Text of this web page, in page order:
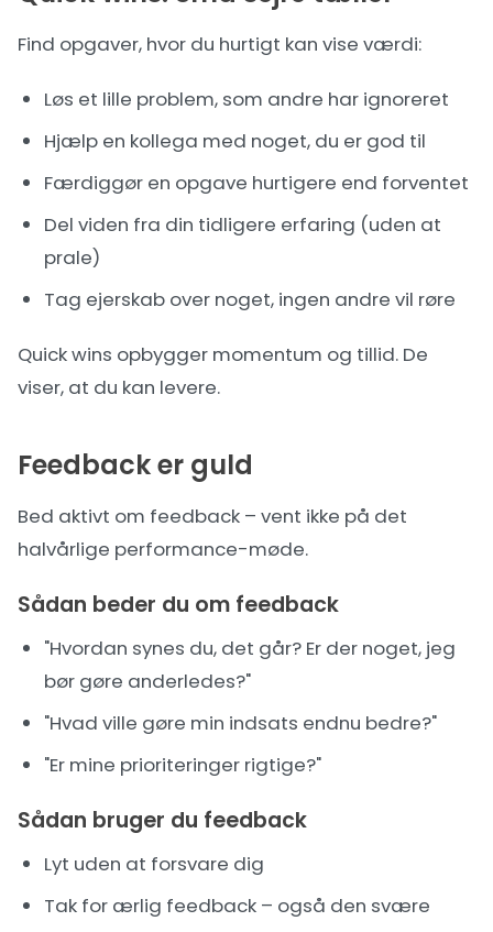
Find opgaver, hvor du hurtigt kan vise værdi:
Løs et lille problem, som andre har ignoreret
Hjælp en kollega med noget, du er god til
Færdiggør en opgave hurtigere end forventet
Del viden fra din tidligere erfaring (uden at
prale)
Tag ejerskab over noget, ingen andre vil røre
Quick wins opbygger momentum og tillid. De
viser, at du kan levere.
Feedback er guld
Bed aktivt om feedback – vent ikke på det
halvårlige performance-møde.
Sådan beder du om feedback
"Hvordan synes du, det går? Er der noget, jeg
bør gøre anderledes?"
"Hvad ville gøre min indsats endnu bedre?"
"Er mine prioriteringer rigtige?"
Sådan bruger du feedback
Lyt uden at forsvare dig
Tak for ærlig feedback – også den svære